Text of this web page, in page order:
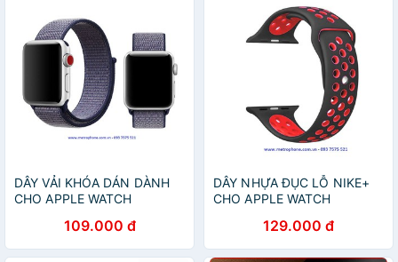
DÂY VẢI KHÓA DÁN DÀNH
CHO APPLE WATCH
109.000 đ
DÂY NHỰA ĐỤC LỖ NIKE+
CHO APPLE WATCH
129.000 đ